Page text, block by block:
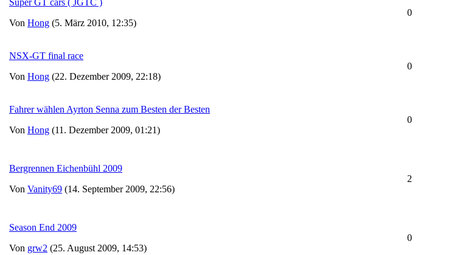
Super GT cars ( JGTC )
Von Hong (5. März 2010, 12:35)
0
NSX-GT final race
Von Hong (22. Dezember 2009, 22:18)
0
Fahrer wählen Ayrton Senna zum Besten der Besten
Von Hong (11. Dezember 2009, 01:21)
0
Bergrennen Eichenbühl 2009
Von Vanity69 (14. September 2009, 22:56)
2
Season End 2009
Von grw2 (25. August 2009, 14:53)
0